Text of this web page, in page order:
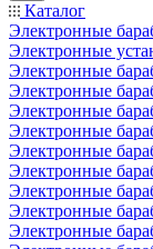
Каталог
Электронные
Электронные
Электронные
Электронные
Электронные
Электронные
Электронные
Электронные
Электронные
Электронные
Электронные